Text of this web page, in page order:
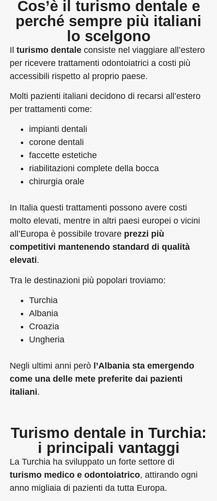
Cos’è il turismo dentale e
perché sempre più italiani
lo scelgono
Il turismo dentale consiste nel viaggiare all’estero
per ricevere trattamenti odontoiatrici a costi più
accessibili rispetto al proprio paese.
Molti pazienti italiani decidono di recarsi all’estero
per trattamenti come:
impianti dentali
corone dentali
faccette estetiche
riabilitazioni complete della bocca
chirurgia orale
In Italia questi trattamenti possono avere costi
molto elevati, mentre in altri paesi europei o vicini
all’Europa è possibile trovare prezzi più
competitivi mantenendo standard di qualità
elevati.
Tra le destinazioni più popolari troviamo:
Turchia
Albania
Croazia
Ungheria
Negli ultimi anni però l’Albania sta emergendo
come una delle mete preferite dai pazienti
italiani.
Turismo dentale in Turchia:
i principali vantaggi
La Turchia ha sviluppato un forte settore di
turismo medico e odontoiatrico, attirando ogni
anno migliaia di pazienti da tutta Europa.